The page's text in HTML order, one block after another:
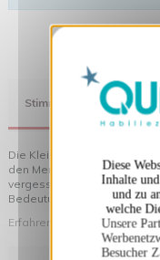
Diese
Inhalte
und zu
welche
Unsere
Besucher
Stimmung
Die Kleidung von
den Menschen und ihrer
vergessen die originellen
Bedeutung verleihen!
Erfahren Sie mehr über